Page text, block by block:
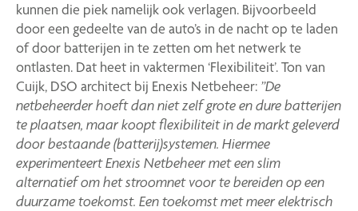
kunnen die piek namelijk ook verlagen. Bijvoorbeeld
door een gedeelte van de auto’s in de nacht op te laden
of door batterijen in te zetten om het netwerk te
ontlasten. Dat heet in vaktermen ‘Flexibiliteit’. Ton van
Cuijk, DSO architect bij Enexis Netbeheer: ”De
netbeheerder hoeft dan niet zelf grote en dure batterijen
te plaatsen, maar koopt flexibiliteit in de markt geleverd
door bestaande (batterij)systemen. Hiermee
experimenteert Enexis Netbeheer met een slim
alternatief om het stroomnet voor te bereiden op een
duurzame toekomst. Een toekomst met meer elektrisch